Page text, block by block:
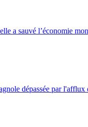
a sauvé l’économie
dépassée par